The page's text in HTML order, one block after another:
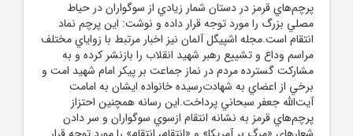
پرچم‌هاي قرمز در دستان شمار زيادي از سوگواران در حياط
مصلي بزرگ را مورد توجه قرار داده و نوشت: اين پرچم نماد
انتقام است.مجله اشپيگل آلمان نيز اخبار مرتبط با زواياي مختلف
مراسم وداع و تشييع رهبر شهيد انقلاب را بازنشر کرده و به
مشارکت گسترده مردم در نماز جماعت بر پيکر امام شهيد امت و
برخي از اعضاي به شهادت‌رسيده خانواده ايشان به امامت
آيت‌الله جعفر سبحاني پرداخت.اين رسانه همچنين احتزاز
پرچم‌هاي قرمز به نشانه انتقام ازسوي سوگواران و سر دادن